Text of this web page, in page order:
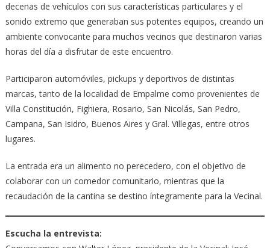
decenas de vehículos con sus características particulares y el
sonido extremo que generaban sus potentes equipos, creando un
ambiente convocante para muchos vecinos que destinaron varias
horas del día a disfrutar de este encuentro.
Participaron automóviles, pickups y deportivos de distintas
marcas, tanto de la localidad de Empalme como provenientes de
Villa Constitución, Fighiera, Rosario, San Nicolás, San Pedro,
Campana, San Isidro, Buenos Aires y Gral. Villegas, entre otros
lugares.
La entrada era un alimento no perecedero, con el objetivo de
colaborar con un comedor comunitario, mientras que la
recaudación de la cantina se destino íntegramente para la Vecinal.
Escucha la entrevista: